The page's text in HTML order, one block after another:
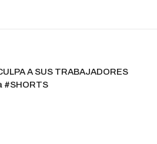
A SUS TRABAJADORES
#SHORTS